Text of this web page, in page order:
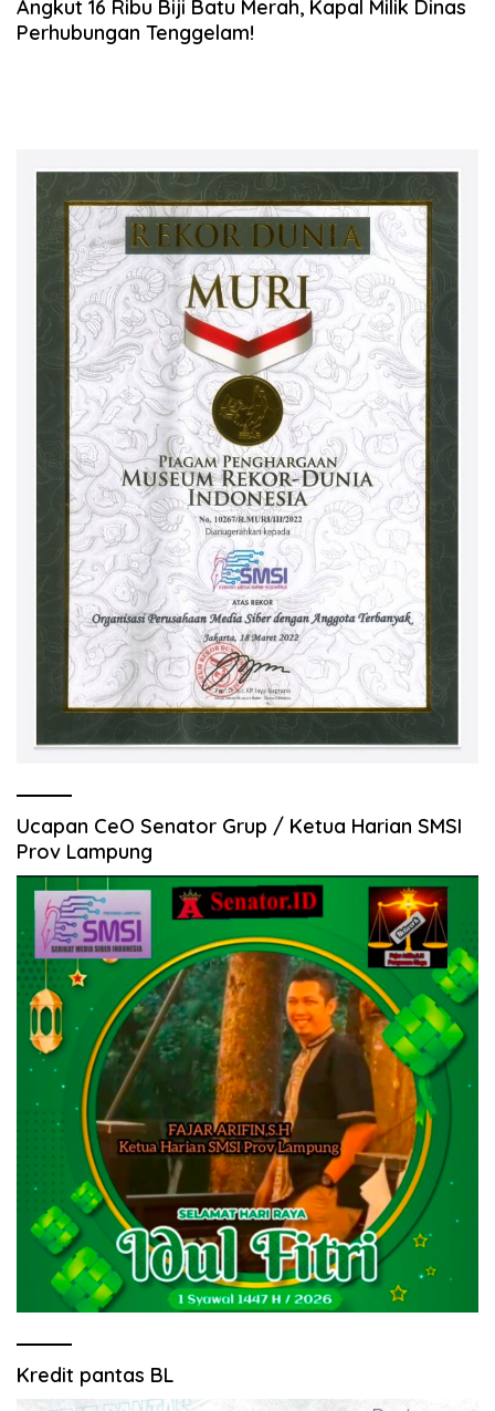
Angkut 16 Ribu Biji Batu Merah, Kapal Milik Dinas
Perhubungan Tenggelam!
Ucapan CeO Senator Grup / Ketua Harian SMSI
Prov Lampung
Kredit pantas BL